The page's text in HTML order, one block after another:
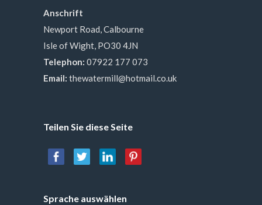
Anschrift
Newport Road, Calbourne
Isle of Wight, PO30 4JN
Telephon: 07922 177 073
Email: thewatermill@hotmail.co.uk
Teilen Sie diese Seite
Sprache auswählen